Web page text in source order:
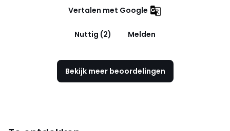
Vertalen met Google
Nuttig (2) Melden
Bekijk meer beoordelingen